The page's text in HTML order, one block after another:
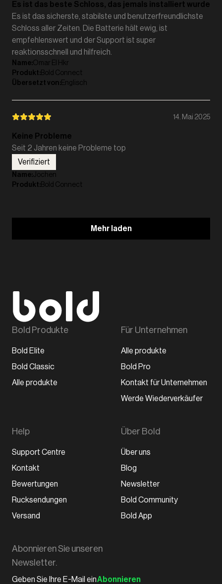
Es ist das beste Schloss, das jemals installiert wurde
Es ist das sicherste, stabilste und benutzerfreundlichste
Schloss aller Zeiten. Die Batterie hält ewig, ist
empfehlenswert und der Support ist super
reaktionsschnell und hilfreich.
Name:Omar El Hkr
Produkt:Bold Connect
Übersetzt von:Englisch
14. Mai 2025
Keine Probleme
Seit 2 Jahren keine Probleme top
Verifiziert
Name:Jochen
Produkt:Bold Connect
Mehr laden
Bold Produkte
Bold Elite
Bold Classic
Alle produkte
Für Unternehmen
Alle produkte
Bold Pro
Kontakt für Unternehmen
Werde Wiederverkäufer
Help
Support Centre
Kontakt
Bewertungen
Rucksendungen
Versand
Über Bold
Über uns
Blog
Newsletter
Bold Community
Bold App
Abonnieren Sie unseren
Newsletter.
Abonnieren